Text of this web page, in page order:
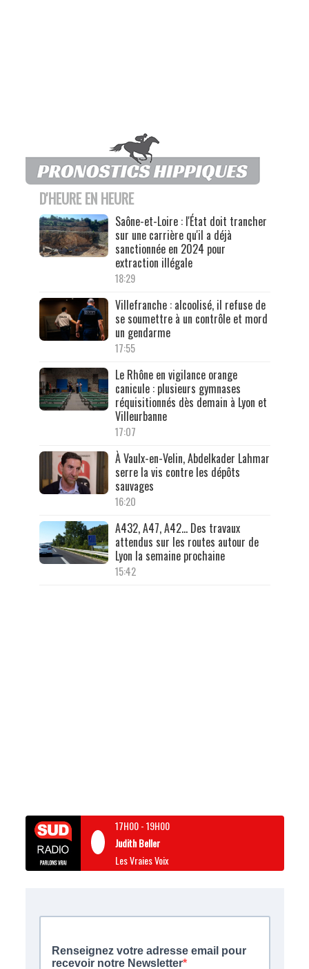
D'HEURE EN HEURE
Saône-et-Loire : l'État doit trancher
sur une carrière qu'il a déjà
sanctionnée en 2024 pour
extraction illégale
18:29
Villefranche : alcoolisé, il refuse de
se soumettre à un contrôle et mord
un gendarme
17:55
Le Rhône en vigilance orange
canicule : plusieurs gymnases
réquisitionnés dès demain à Lyon et
Villeurbanne
17:07
À Vaulx-en-Velin, Abdelkader Lahmar
serre la vis contre les dépôts
sauvages
16:20
A432, A47, A42… Des travaux
attendus sur les routes autour de
Lyon la semaine prochaine
15:42
17H00-19H00
Judith Beller
Les Vraies Voix